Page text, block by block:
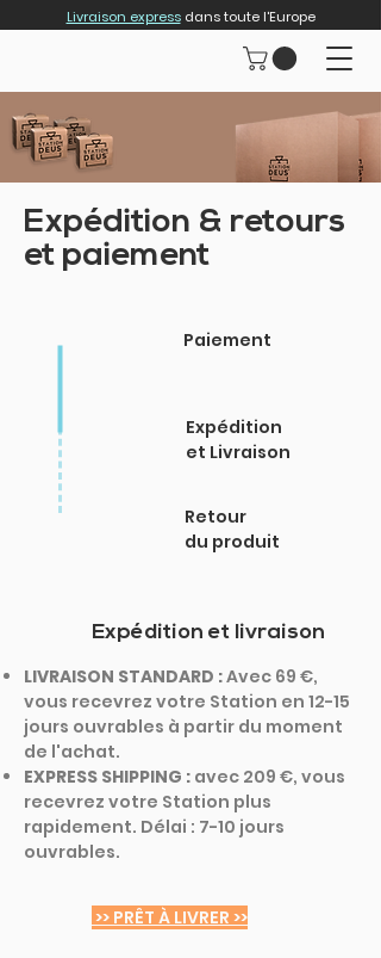
Livraison expressdans toute l'Europe
Expédition & retours
et paiement
Paiement
Expédition
et Livraison
Retour
du produit
Expédition et livraison
LIVRAISON STANDARD :Avec 69 €,
vous recevrez votre Station en 12-15
jours ouvrables à partir du moment
de l'achat.
EXPRESS SHIPPING : avec 209 €, vous
recevrez votre Station plus
rapidement. Délai : 7-10 jours
ouvrables.
>> PRÊT À LIVRER >>